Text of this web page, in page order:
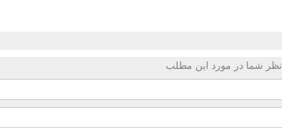
نظر شما در مورد این مطلب